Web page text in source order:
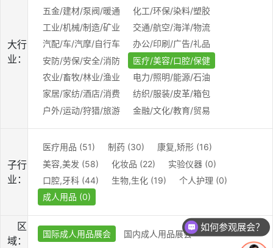
大行
业：
五金/建材/泵阀/暖通
化工/环保/染料/塑胶
工业/机械/制造/矿业
交通/航空/海洋/物流
汽配/车/汽摩/自行车
办公/印刷/广告/礼品
安防/劳保/安全/消防
医疗/美容/口腔/保健
农业/畜牧/林业/渔业
电力/照明/能源/石油
家居/家纺/酒店/消费
纺织/服装/皮革/箱包
户外/运动/狩猎/旅游
金融/文化/教育/贸易
子行
业：
医疗用品 (51) 制药 (30)
康复,矫形 (16)
美容,美发 (58)
化妆品 (22)
实验仪器 (0)
口腔,牙科 (44)
生物,生化 (19)
个人护理 (0)
成人用品 (0)
区
域：
国际成人用品展会 国内成人用品展会
如何参观展会？